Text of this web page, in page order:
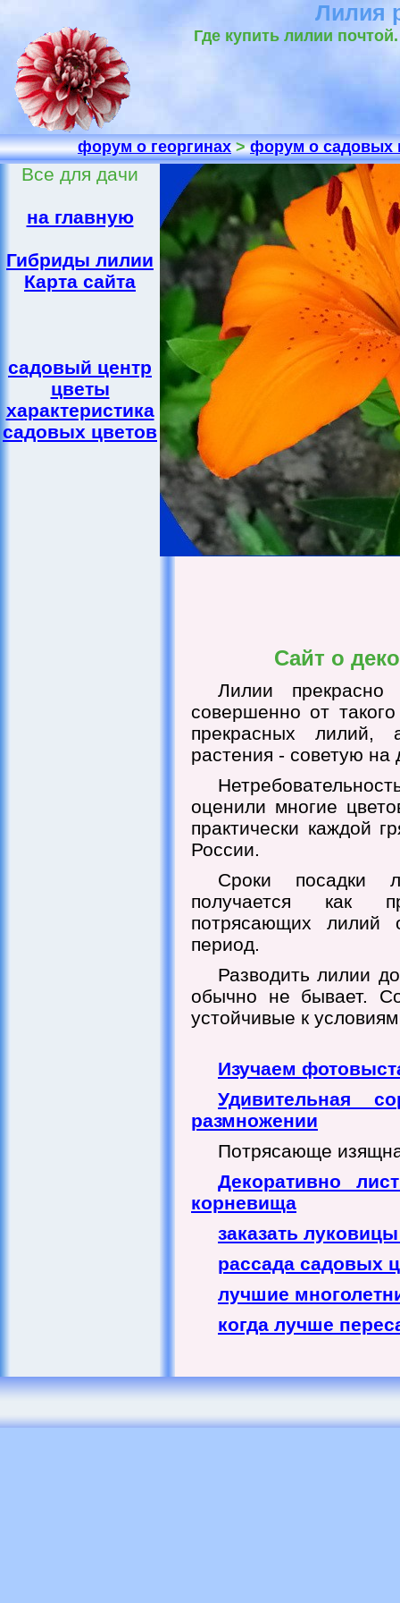
Лилия
Где купить лилии
форум о георгинах>форум о садовых
Все для дачи
на главную
Гибриды лилии
Карта сайта
садовый центр
цветы
характеристика
садовых цветов
Сайт о
Лилии прекрасно
совершенно от
прекрасных лилий,
растения - советую на
оценили многие
практически каждой
России.
Сроки посадки
получается как
потрясающих лилий
период.
Разводить лилии
обычно не бывает.
устойчивые к
Изучаем
Удивительная
размножении
Потрясающе
Декоративно
корневища
заказать
рассада садовых
лучшие
когда лучше